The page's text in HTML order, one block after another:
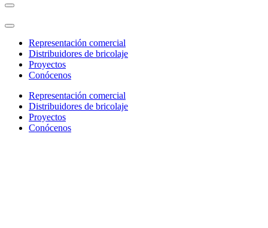
Representación comercial
Distribuidores de bricolaje
Proyectos
Conócenos
Representación comercial
Distribuidores de bricolaje
Proyectos
Conócenos